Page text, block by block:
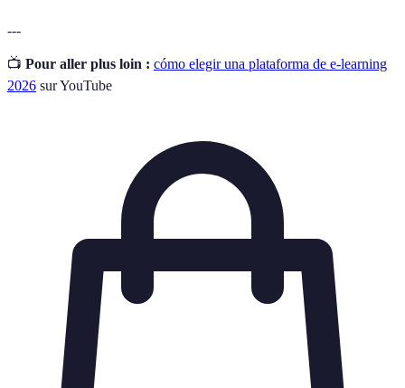
---
📺 Pour aller plus loin : cómo elegir una plataforma de e-learning
2026 sur YouTube